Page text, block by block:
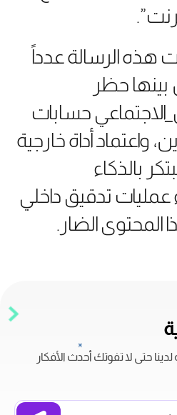
الرسالة عدداً
حظر
حسابات
واعتماد أداة خارجية
بالذكاء
عمليات تدقيق داخلي
المحتوى الضار.
حتى لا تفوتك أحدث الأفكار